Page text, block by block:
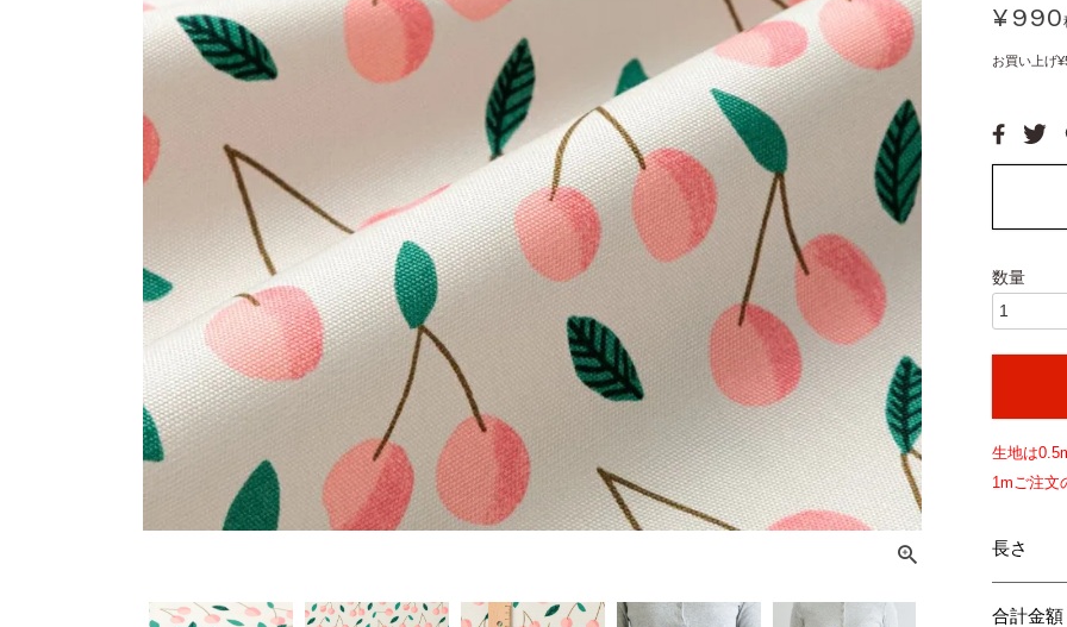
¥ 990
お買い上げ
生地は0.5
1mご注文
長さ
合計金額